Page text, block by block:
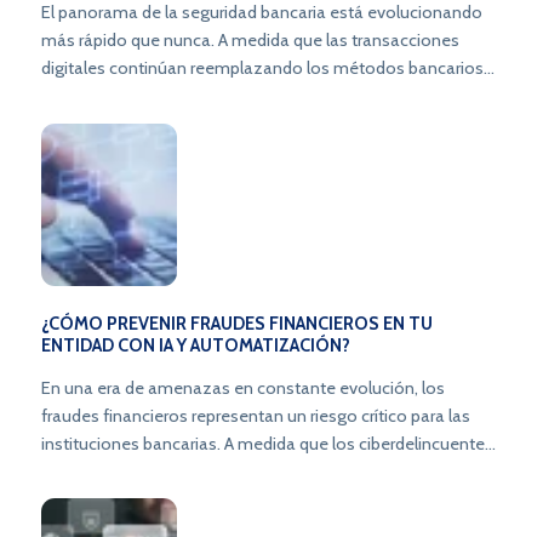
El panorama de la seguridad bancaria está evolucionando
más rápido que nunca. A medida que las transacciones
digitales continúan reemplazando los métodos bancarios
cibernéticas y el fraude también se multiplican. En este
artículo, exploraremos estrategias esenciales de seguridad
informática en bancos para proteger tu institución de los
riesgos en constante evolución y fortalecer la confianza de
los usuarios.
¿CÓMO PREVENIR FRAUDES FINANCIEROS EN TU
ENTIDAD CON IA Y AUTOMATIZACIÓN?
En una era de amenazas en constante evolución, los
fraudes financieros representan un riesgo crítico para las
instituciones bancarias. A medida que los ciberdelincuentes
financieras en Latinoamérica necesitan estrategias
avanzadas que combinen inteligencia artificial,